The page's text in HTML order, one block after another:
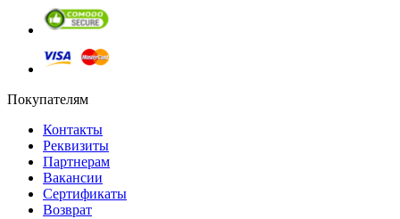
Покупателям
Контакты
Реквизиты
Партнерам
Вакансии
Сертификаты
Возврат